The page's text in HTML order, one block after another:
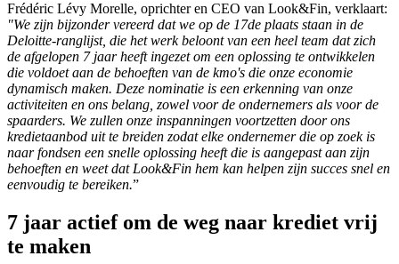
Frédéric Lévy Morelle, oprichter en CEO van Look&Fin, verklaart:
"We zijn bijzonder vereerd dat we op de 17de plaats staan in de
Deloitte-ranglijst, die het werk beloont van een heel team dat zich
de afgelopen 7 jaar heeft ingezet om een oplossing te ontwikkelen
die voldoet aan de behoeften van de kmo's die onze economie
dynamisch maken. Deze nominatie is een erkenning van onze
activiteiten en ons belang, zowel voor de ondernemers als voor de
spaarders. We zullen onze inspanningen voortzetten door ons
kredietaanbod uit te breiden zodat elke ondernemer die op zoek is
naar fondsen een snelle oplossing heeft die is aangepast aan zijn
behoeften en weet dat Look&Fin hem kan helpen zijn succes snel en
eenvoudig te bereiken.”
7 jaar actief om de weg naar krediet vrij
te maken